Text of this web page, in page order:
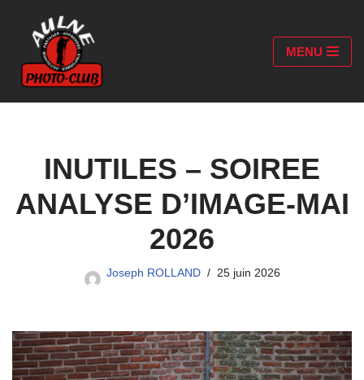
Aller
au
contenu
MENU
INUTILES – SOIREE
ANALYSE D’IMAGE-MAI
2026
Joseph ROLLAND 25 juin 2026